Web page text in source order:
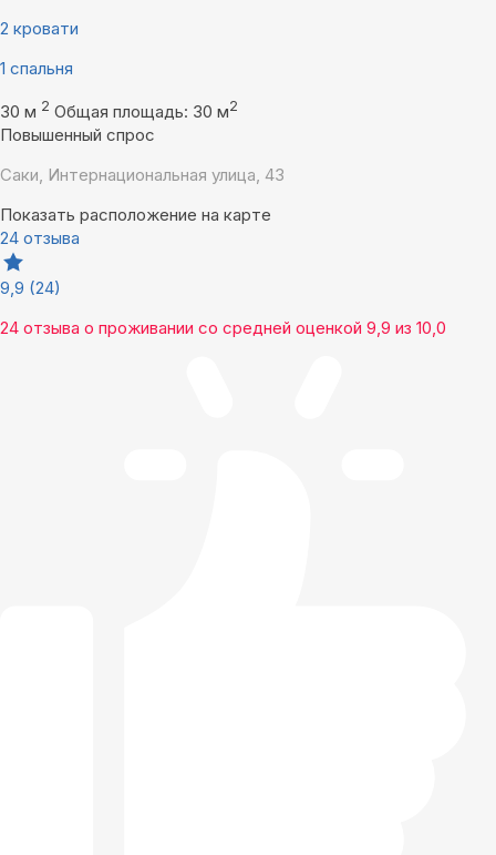
2 кровати
1 спальня
30 м 2 Общая площадь: 30 м2
Повышенный спрос
Саки, Интернациональная улица, 43
Показать расположение на карте
24 отзыва
9,9 (24)
24 отзыва о проживании со средней оценкой 9,9 из 10,0